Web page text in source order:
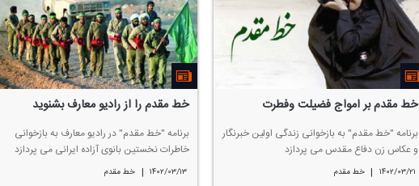
خط مقدم بر امواج فضیلت وفطرت
برنامه "خط مقدم" به بازخوانی زندگی اولین خبرنگار
و عكاس زن دفاع مقدس می پردازد
۱۴۰۲/۰۳/۲۱ | خط مقدم
خط مقدم را از رادیو معارف بشنوید
برنامه "خط مقدم" در رادیو معارف به بازخوانی
خاطرات نخستین بانوی آزاده ایرانی می پردازد
۱۴۰۲/۰۳/۱۳ | خط مقدم